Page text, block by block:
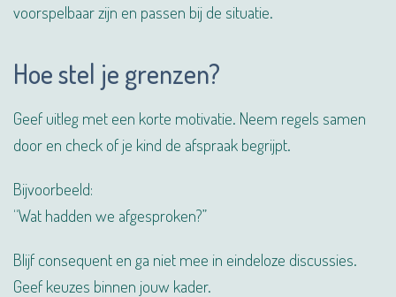
voorspelbaar zijn en passen bij de situatie.
Hoe stel je grenzen?
Geef uitleg met een korte motivatie. Neem regels samen
door en check of je kind de afspraak begrijpt.
Bijvoorbeeld:
“Wat hadden we afgesproken?”
Blijf consequent en ga niet mee in eindeloze discussies.
Geef keuzes binnen jouw kader.